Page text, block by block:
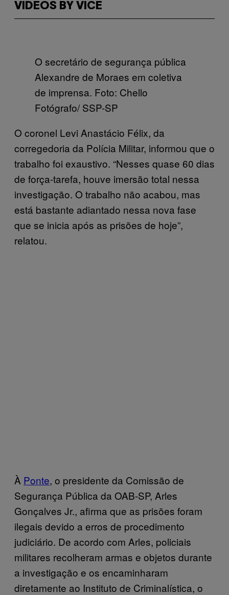
VIDEOS BY VICE
O secretário de segurança pública
Alexandre de Moraes em coletiva
de imprensa. Foto: Chello
Fotógrafo/ SSP-SP
O coronel Levi Anastácio Félix, da
corregedoria da Polícia Militar, informou que o
trabalho foi exaustivo. “Nesses quase 60 dias
de força-tarefa, houve imersão total nessa
investigação. O trabalho não acabou, mas
está bastante adiantado nessa nova fase
que se inicia após as prisões de hoje”,
relatou.
À Ponte, o presidente da Comissão de
Segurança Pública da OAB-SP, Arles
Gonçalves Jr., afirma que as prisões foram
ilegais devido a erros de procedimento
judiciário. De acordo com Arles, policiais
militares recolheram armas e objetos durante
a investigação e os encaminharam
diretamente ao Instituto de Criminalística, o